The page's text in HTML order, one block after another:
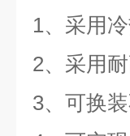
1、采用
2、采用
3、可换